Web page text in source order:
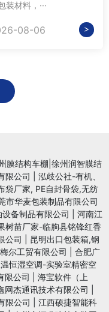
装材料，···
08-06 >
膜结构车棚|徐州润智膜结
限公司
泓歧公社-有机、
袋厂家, PE自封骨袋,无纺
市华麦包装制品有限公司
备制品有限公司
河南江
树苗厂家-临朐县铭锋红香
公司
昆明出口包装箱,钢
尔工贸有限公司
合肥广
恒湿空调-实验室精密空
限公司
海宝软件（上
网杰通讯技术有限公司
限公司
江西硕捷智能科